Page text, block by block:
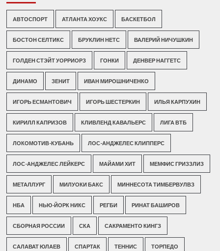
АВТОСПОРТ АТЛАНТА ХОУКС БАСКЕТБОЛ
БОСТОН СЕЛТИКС БРУКЛИН НЕТС ВАЛЕРИЙ НИЧУШКИН
ГОЛДЕН СТЭЙТ УОРРИОРЗ ГОНКИ ДЕНВЕР НАГГЕТС
ДИНАМО ЗЕНИТ ИВАН МИРОШНИЧЕНКО
ИГОРЬ ЕСМАНТОВИЧ ИГОРЬ ШЕСТЕРКИН ИЛЬЯ КАРПУХИН
КИРИЛЛ КАПРИЗОВ КЛИВЛЕНД КАВАЛЬЕРС ЛИГА ВТБ
ЛОКОМОТИВ-КУБАНЬ ЛОС-АНДЖЕЛЕС КЛИППЕРС
ЛОС-АНДЖЕЛЕС ЛЕЙКЕРС МАЙАМИ ХИТ МЕМФИС ГРИЗЗЛИЗ
МЕТАЛЛУРГ МИЛУОКИ БАКС МИННЕСОТА ТИМБЕРВУЛВЗ
НБА НЬЮ-ЙОРК НИКС РЕГБИ РИНАТ БАШИРОВ
СБОРНАЯ РОССИИ СКА САКРАМЕНТО КИНГЗ
САЛАВАТ ЮЛАЕВ СПАРТАК ТЕННИС ТОРПЕДО